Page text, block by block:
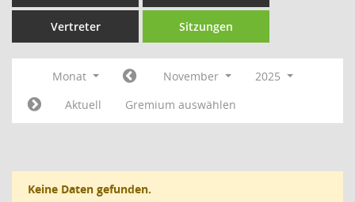
Vertreter Sitzungen
Monat November
2025
Aktuell
Gremium auswählen
Keine Daten gefunden.